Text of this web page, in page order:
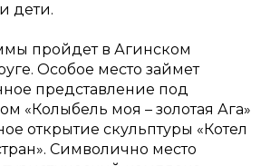
дети.
пройдет в Агинском
Особое место займет
представление под
«Колыбель моя – золотая Ага»
открытие скульптуры «Котел
Символично место